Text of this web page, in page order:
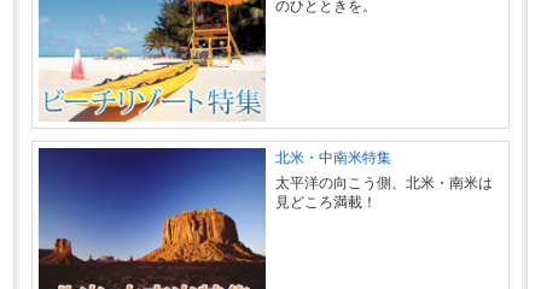
のひとときを。
北米・中南米特集
太平洋の向こう側、北米・南米は
見どころ満載！